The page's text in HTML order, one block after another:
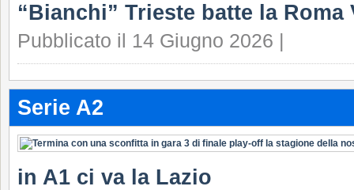
“Bianchi” Trieste batte la Roma
Pubblicato il 14 Giugno 2026 |
Serie A2
in A1 ci va la Lazio